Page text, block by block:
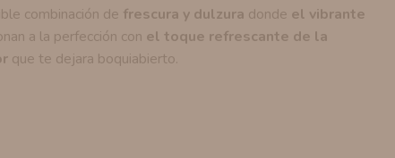
combinación de frescura y dulzura donde el vibrante
a la perfección con el toque refrescante de la
que te dejara boquiabierto.